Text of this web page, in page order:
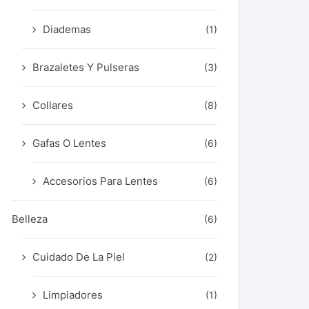
Diademas (1)
Brazaletes Y Pulseras (3)
Collares (8)
Gafas O Lentes (6)
Accesorios Para Lentes (6)
Belleza (6)
Cuidado De La Piel (2)
Limpiadores (1)